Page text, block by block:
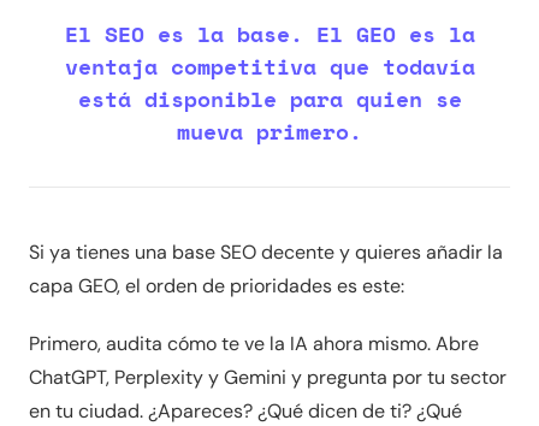
El SEO es la base. El GEO es la
ventaja competitiva que todavía
está disponible para quien se
mueva primero.
Si ya tienes una base SEO decente y quieres añadir la
capa GEO, el orden de prioridades es este:
Primero, audita cómo te ve la IA ahora mismo. Abre
ChatGPT, Perplexity y Gemini y pregunta por tu sector
en tu ciudad. ¿Apareces? ¿Qué dicen de ti? ¿Qué